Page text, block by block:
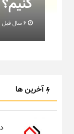
کنیم؟
آخرین ها